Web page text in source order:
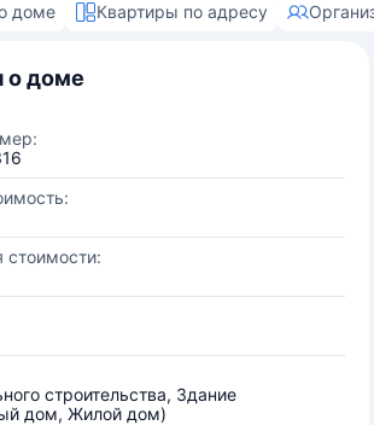
доме Квартиры по адресу
о доме
стоимости:
строительства, Здание
дом, Жилой дом)